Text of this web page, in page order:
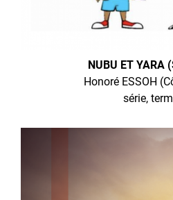
NUBU ET YARA
Honoré ESSOH
série,